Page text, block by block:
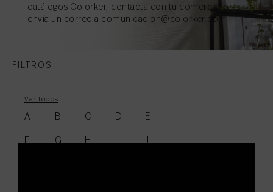
catálogos Colorker, contacta con tu comercial o
envía un correo a comunicacion@colorker.com
FILTROS
Ver todos
A B C D E
F G H J
CATÁLOGOS GENERALES